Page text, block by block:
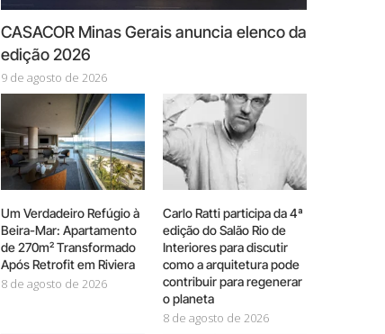
CASACOR Minas Gerais anuncia elenco da
edição 2026
9 de agosto de 2026
Um Verdadeiro Refúgio à
Beira-Mar: Apartamento
de 270m² Transformado
Após Retrofit em Riviera
8 de agosto de 2026
Carlo Ratti participa da 4ª
edição do Salão Rio de
Interiores para discutir
como a arquitetura pode
contribuir para regenerar
o planeta
8 de agosto de 2026